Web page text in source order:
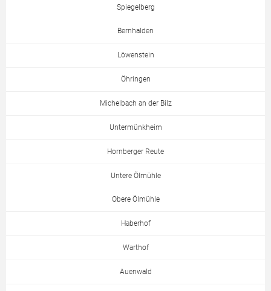
Spiegelberg
Bernhalden
Löwenstein
Öhringen
Michelbach an der Bilz
Untermünkheim
Hornberger Reute
Untere Ölmühle
Obere Ölmühle
Haberhof
Warthof
Auenwald